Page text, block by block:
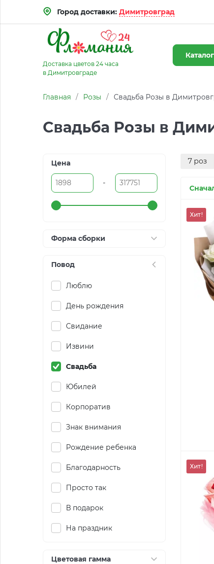
Город доставки: Димитровград
Доставка цветов 24 часа
в Димитровграде
Каталог
Главная / Розы / Свадьба Розы в
Свадьба Розы в
Цена
-
Форма сборки
Повод
Люблю
День рождения
Свидание
Извини
Свадьба
Юбилей
Корпоратив
Знак внимания
Рождение ребенка
Благодарность
Просто так
В подарок
На праздник
Цветовая гамма
7 роз
Хит!
Хит!